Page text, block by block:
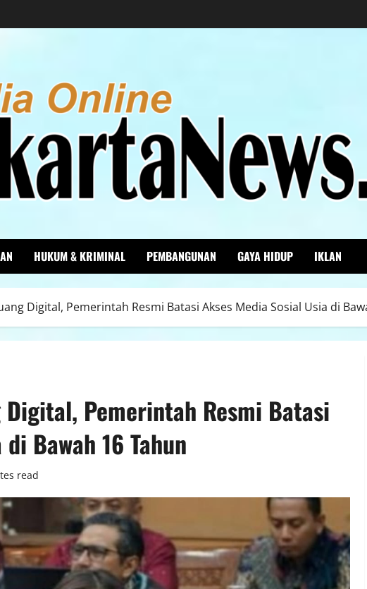
HUKUM & KRIMINAL PEMBANGUNAN GAYA HIDUP IKLAN
Digital, Pemerintah Resmi Batasi Akses Media Sosial Usia di
Pemerintah Resmi Batasi
Bawah 16 Tahun
read